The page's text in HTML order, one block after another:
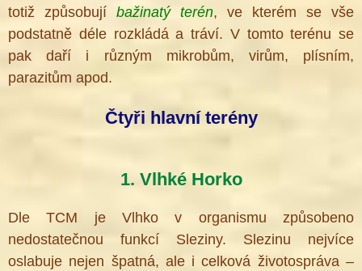
totiž způsobují bažinatý terén, ve kterém se vše
podstatně déle rozkládá a tráví. V tomto terénu se
pak daří i různým mikrobům, virům, plísním,
parazitům apod.
Čtyři hlavní terény
1. Vlhké Horko
Dle TCM je Vlhko v organismu způsobeno
nedostatečnou funkcí Sleziny. Slezinu nejvíce
oslabuje nejen špatná, ale i celková životospráva –